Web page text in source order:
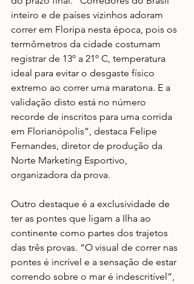
inteiro e de países vizinhos adoram
correr em Floripa nesta época, pois os
termômetros da cidade costumam
registrar de 13º a 21º C, temperatura
ideal para evitar o desgaste físico
extremo ao correr uma maratona. E a
validação disto está no número
recorde de inscritos para uma corrida
em Florianópolis”, destaca Felipe
Fernandes, diretor de produção da
Norte Marketing Esportivo,
organizadora da prova.
Outro destaque é a exclusividade de
ter as pontes que ligam a Ilha ao
continente como partes dos trajetos
das três provas. “O visual de correr nas
pontes é incrível e a sensação de estar
correndo sobre o mar é indescritível”,